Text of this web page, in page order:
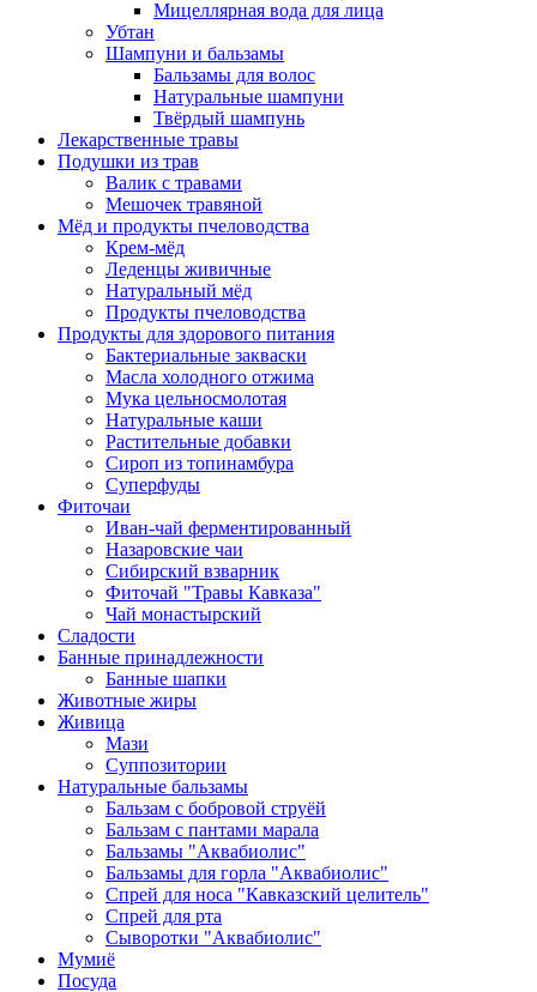
Мицеллярная вода для лица
Убтан
Шампуни и бальзамы
Бальзамы для волос
Натуральные шампуни
Твёрдый шампунь
Лекарственные травы
Подушки из трав
Валик с травами
Мешочек травяной
Мёд и продукты пчеловодства
Крем-мёд
Леденцы живичные
Натуральный мёд
Продукты пчеловодства
Продукты для здорового питания
Бактериальные закваски
Масла холодного отжима
Мука цельносмолотая
Натуральные каши
Растительные добавки
Сироп из топинамбура
Суперфуды
Фиточаи
Иван-чай ферментированный
Назаровские чаи
Сибирский взварник
Фиточай "Травы Кавказа"
Чай монастырский
Сладости
Банные принадлежности
Банные шапки
Животные жиры
Живица
Мази
Суппозитории
Натуральные бальзамы
Бальзам с бобровой струёй
Бальзам с пантами марала
Бальзамы "Аквабиолис"
Бальзамы для горла "Аквабиолис"
Спрей для носа "Кавказский целитель"
Спрей для рта
Сыворотки "Аквабиолис"
Мумиё
Посуда